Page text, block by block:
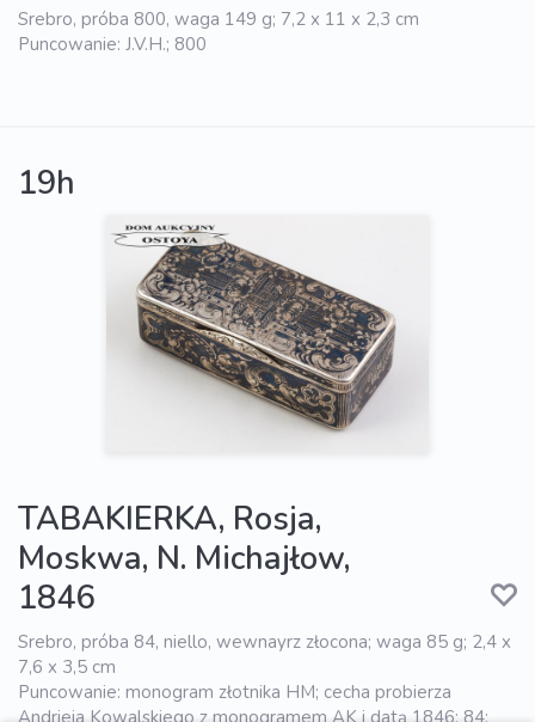
Srebro, próba 800, waga 149 g; 7,2 x 11 x 2,3 cm
Puncowanie: J.V.H.; 800
19h
TABAKIERKA, Rosja,
Moskwa, N. Michajłow,
1846
Srebro, próba 84, niello, wewnayrz złocona; waga 85 g; 2,4 x
7,6 x 3,5 cm
Puncowanie: monogram złotnika HM; cecha probierza